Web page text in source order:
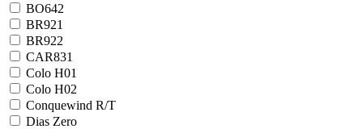
BO642
BR921
BR922
CAR831
Colo H01
Colo H02
Conquewind R/T
Dias Zero